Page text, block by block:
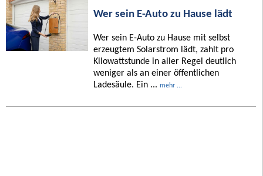
Wer sein E-Auto zu Hause lädt
Wer sein E-Auto zu Hause mit selbst
erzeugtem Solarstrom lädt, zahlt pro
Kilowattstunde in aller Regel deutlich
weniger als an einer öffentlichen
Ladesäule. Ein ... mehr ...